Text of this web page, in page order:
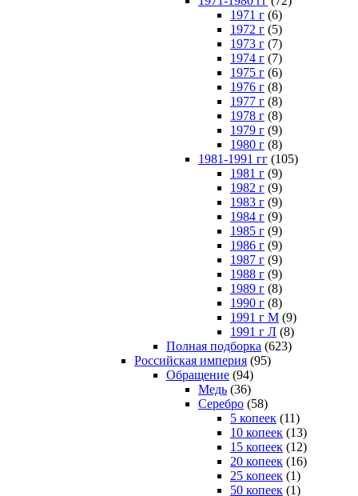
1971 г (6)
1972 г (5)
1973 г (7)
1974 г (7)
1975 г (6)
1976 г (8)
1977 г (8)
1978 г (8)
1979 г (9)
1980 г (8)
1981-1991 гг (105)
1981 г (9)
1982 г (9)
1983 г (9)
1984 г (9)
1985 г (9)
1986 г (9)
1987 г (9)
1988 г (9)
1989 г (8)
1990 г (8)
1991 г М (9)
1991 г Л (8)
Полная подборка (623)
Российская империя (95)
Обращение (94)
Медь (36)
Серебро (58)
5 копеек (11)
10 копеек (13)
15 копеек (12)
20 копеек (16)
25 копеек (1)
50 копеек (1)